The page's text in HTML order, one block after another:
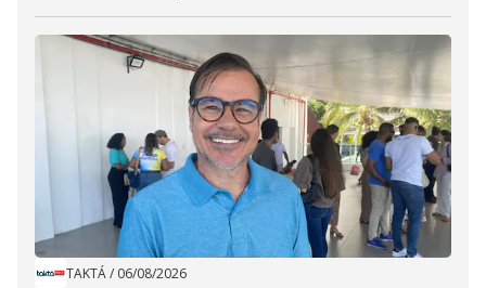
TAKTÁ/ 06/08/2026